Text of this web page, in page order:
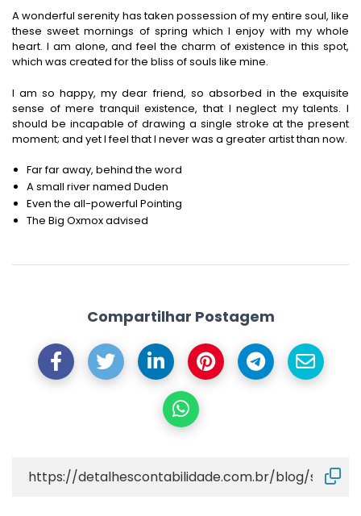
A wonderful serenity has taken possession of my entire soul, like
these sweet mornings of spring which I enjoy with my whole
heart. I am alone, and feel the charm of existence in this spot,
which was created for the bliss of souls like mine.
I am so happy, my dear friend, so absorbed in the exquisite
sense of mere tranquil existence, that I neglect my talents. I
should be incapable of drawing a single stroke at the present
moment; and yet I feel that I never was a greater artist than now.
Far far away, behind the word
A small river named Duden
Even the all-powerful Pointing
The Big Oxmox advised
Compartilhar Postagem